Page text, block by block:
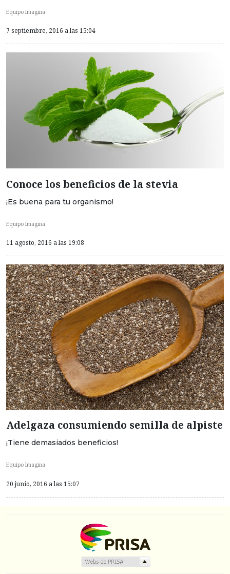
Equipo Imagina
7 septiembre, 2016 a las 15:04
Conoce los beneficios de la stevia
¡Es buena para tu organismo!
Equipo Imagina
11 agosto, 2016 a las 19:08
Adelgaza consumiendo semilla de alpiste
¡Tiene demasiados beneficios!
Equipo Imagina
20 junio, 2016 a las 15:07